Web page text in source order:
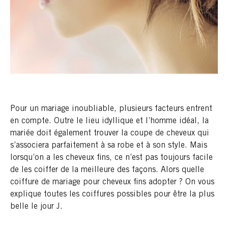
Pour un mariage inoubliable, plusieurs facteurs entrent
en compte. Outre le lieu idyllique et l’homme idéal, la
mariée doit également trouver la coupe de cheveux qui
s’associera parfaitement à sa robe et à son style. Mais
lorsqu’on a les cheveux fins, ce n’est pas toujours facile
de les coiffer de la meilleure des façons. Alors quelle
coiffure de mariage pour cheveux fins adopter ? On vous
explique toutes les coiffures possibles pour être la plus
belle le jour J.